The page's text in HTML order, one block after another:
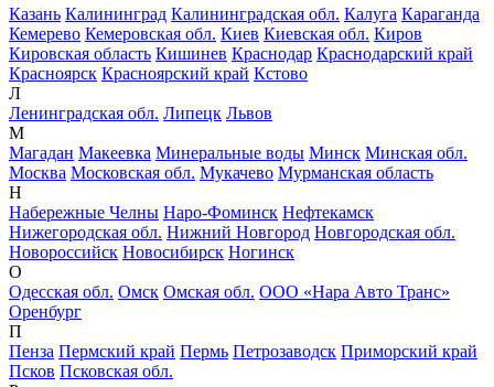
Казань Калининград Калининградская обл. Калуга Караганда
Кемерево Кемеровская обл. Киев Киевская обл. Киров
Кировская область Кишинев Краснодар Краснодарский край
Красноярск Красноярский край Кстово
Л
Ленинградская обл. Липецк Львов
М
Магадан Макеевка Минеральные воды Минск Минская обл.
Москва Московская обл. Мукачево Мурманская область
Н
Набережные Челны Наро-Фоминск Нефтекамск
Нижегородская обл. Нижний Новгород Новгородская обл.
Новороссийск Новосибирск Ногинск
О
Одесская обл. Омск Омская обл. ООО «Нара Авто Транс»
Оренбург
П
Пенза Пермский край Пермь Петрозаводск Приморский край
Псков Псковская обл.